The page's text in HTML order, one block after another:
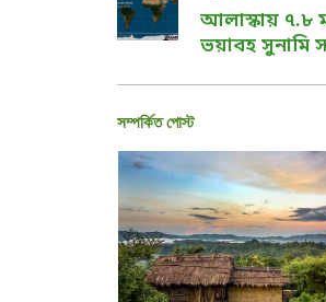
আলাস্কায় ৭.৮
ভয়াবহ সুনামি
সম্পর্কিত পোস্ট